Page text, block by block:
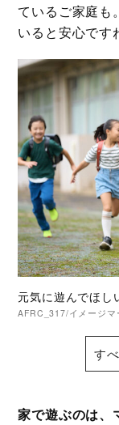
ているご家庭も
いると安心です
元気に遊んでほ
AFRC_317/イメージマ
す
家で遊ぶのは、